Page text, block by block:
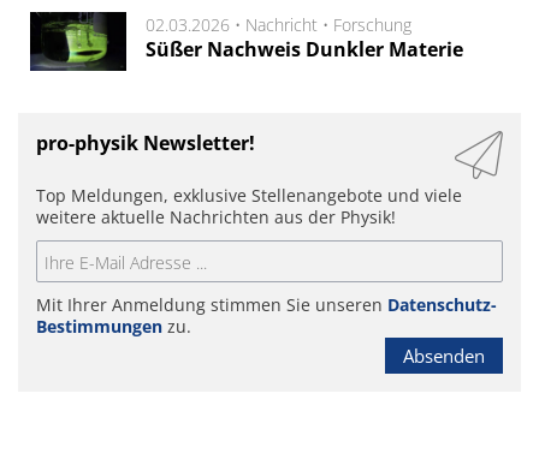
02.03.2026 • Nachricht • Forschung
Süßer Nachweis Dunkler Materie
pro-physik Newsletter!
Top Meldungen, exklusive Stellenangebote und viele
weitere aktuelle Nachrichten aus der Physik!
Mit Ihrer Anmeldung stimmen Sie unseren Datenschutz-
Bestimmungen zu.
Absenden